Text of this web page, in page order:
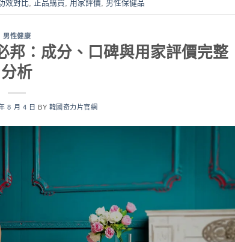
效對比 正品購買 用家評價 男性保健品
男性健康
：成分、口碑與用家評價完整
分析
8 月 4 日 BY 韓國奇力片官網